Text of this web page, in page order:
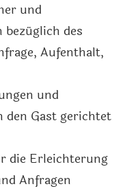
und
des
Aufenthalt,
und
den Gast gerichtet
die Erleichterung
Anfragen